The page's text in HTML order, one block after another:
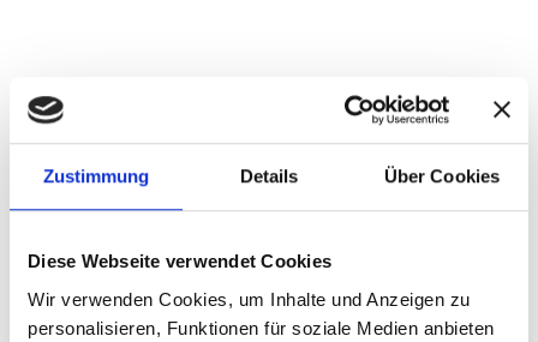
Zustimmung Details Über Cookies
Diese Webseite verwendet Cookies
Wir verwenden Cookies, um Inhalte und Anzeigen zu
personalisieren, Funktionen für soziale Medien anbieten
Nicht das Richtige für Sie dabei?
Sie haben in unseren Kataloghäusern noch nicht das
Haus gefunden, was Ihren Vorstellungen entspricht?
Dann lassen wir uns gemeinsam ihr Traumhaus entwerfen:
Individuelle Grundrisse, statische Berechnungen und Erstellung
der Bauantragsunterlagen gehören auch zu unserem